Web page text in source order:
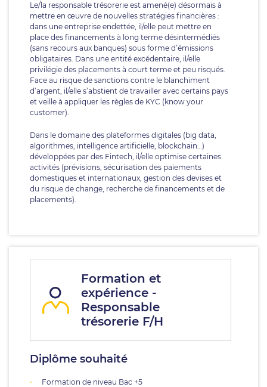
Le/la responsable trésorerie est amené(e) désormais à
mettre en œuvre de nouvelles stratégies financières :
dans une entreprise endettée, il/elle peut mettre en
place des financements à long terme désintermédiés
(sans recours aux banques) sous forme d’émissions
obligataires. Dans une entité excédentaire, il/elle
privilégie des placements à court terme et peu risqués.
Face au risque de sanctions contre le blanchiment
d’argent, il/elle s’abstient de travailler avec certains pays
et veille à appliquer les règles de KYC (know your
customer).
Dans le domaine des plateformes digitales (big data,
algorithmes, intelligence artificielle, blockchain…)
développées par des Fintech, il/elle optimise certaines
activités (prévisions, sécurisation des paiements
domestiques et internationaux, gestion des devises et
du risque de change, recherche de financements et de
placements).
Formation et
expérience -
Responsable
trésorerie F/H
Diplôme souhaité
Formation de niveau Bac +5